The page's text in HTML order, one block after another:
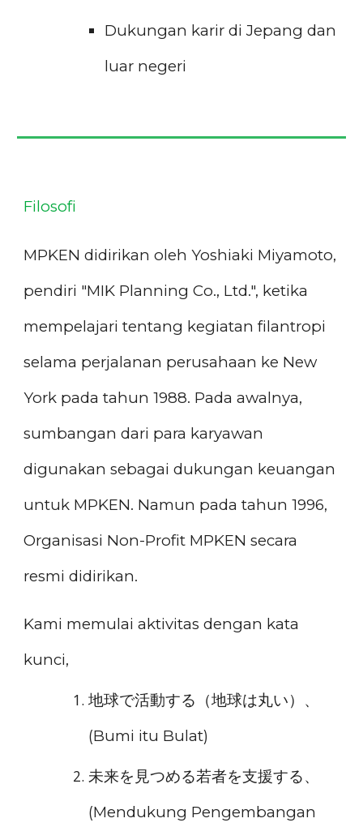
Dukungan karir di Jepang dan
luar negeri
Filosofi
MPKEN didirikan oleh Yoshiaki Miyamoto,
pendiri "MIK Planning Co., Ltd.", ketika
mempelajari tentang kegiatan filantropi
selama perjalanan perusahaan ke New
York pada tahun 1988. Pada awalnya,
sumbangan dari para karyawan
digunakan sebagai dukungan keuangan
untuk MPKEN. Namun pada tahun 1996,
Organisasi Non-Profit MPKEN secara
resmi didirikan.
Kami memulai aktivitas dengan kata
kunci,
地球で活動する（地球は丸い）、
(Bumi itu Bulat)
未来を見つめる若者を支援する、
(Mendukung Pengembangan